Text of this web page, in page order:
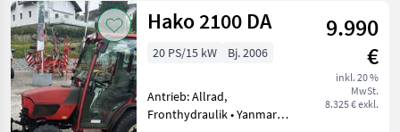
Kategorie 4 Land Filter
AKTUELLER
PFAD
Landtechnik
Zurücksetzen
Ergebnisse
anzeigen
Hako 2100 DA
9.990
€
inkl. 20 %
MwSt.
8.325 € exkl.
20 PS/15 kW Bj. 2006
Antrieb: Allrad,
Fronthydraulik • Yanmar